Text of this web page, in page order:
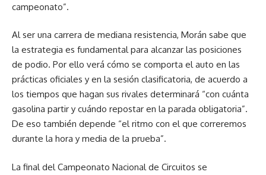
campeonato”.
Al ser una carrera de mediana resistencia, Morán sabe que
la estrategia es fundamental para alcanzar las posiciones
de podio. Por ello verá cómo se comporta el auto en las
prácticas oficiales y en la sesión clasificatoria, de acuerdo a
los tiempos que hagan sus rivales determinará “con cuánta
gasolina partir y cuándo repostar en la parada obligatoria”.
De eso también depende “el ritmo con el que correremos
durante la hora y media de la prueba”.
La final del Campeonato Nacional de Circuitos se